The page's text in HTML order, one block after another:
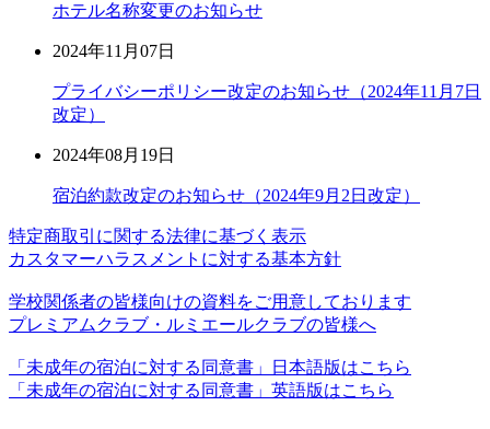
ホテル名称変更のお知らせ
2024年11月07日
プライバシーポリシー改定のお知らせ（2024年11月7日
改定）
2024年08月19日
宿泊約款改定のお知らせ（2024年9月2日改定）
特定商取引に関する法律に基づく表示
カスタマーハラスメントに対する基本方針
学校関係者の皆様向けの資料をご用意しております
プレミアムクラブ・ルミエールクラブの皆様へ
「未成年の宿泊に対する同意書」日本語版はこちら
「未成年の宿泊に対する同意書」英語版はこちら